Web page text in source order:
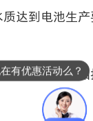
达到电池生产
运行、监测
可以介绍下你们的产品么？
有优惠活动么？